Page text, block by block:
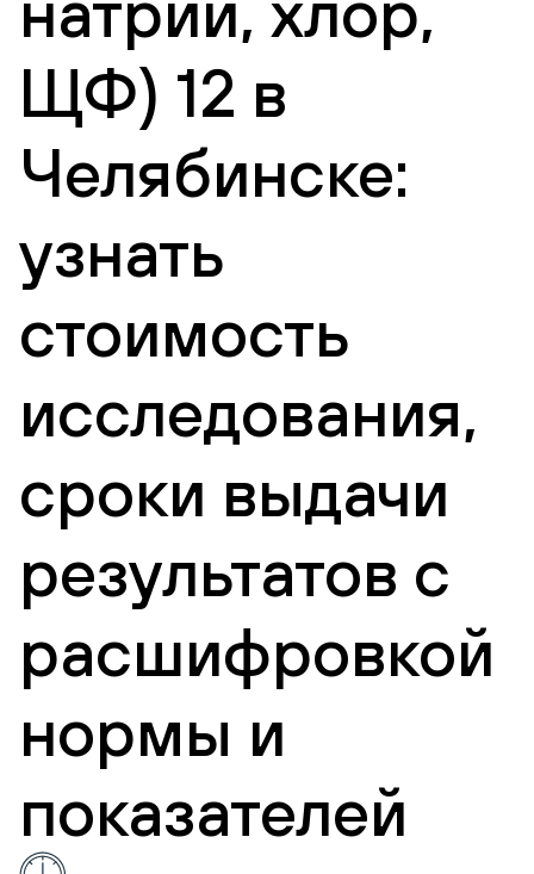
ЩФ) 12 в
Челябинске:
узнать
стоимость
исследования,
сроки выдачи
результатов с
расшифровкой
нормы и
показателей